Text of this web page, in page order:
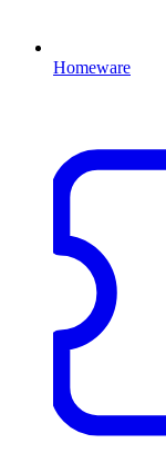
Homeware